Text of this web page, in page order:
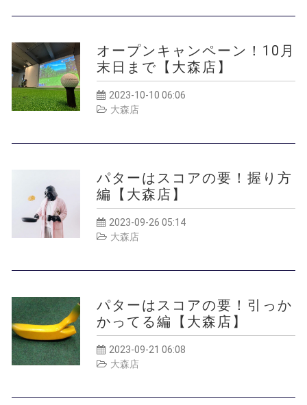
オープンキャンペーン！10月
末日まで【大森店】
2023-10-10 06:06
大森店
パターはスコアの要！握り方
編【大森店】
2023-09-26 05:14
大森店
パターはスコアの要！引っか
かってる編【大森店】
2023-09-21 06:08
大森店